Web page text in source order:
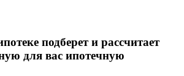
подберет и рассчитает
для вас ипотечную